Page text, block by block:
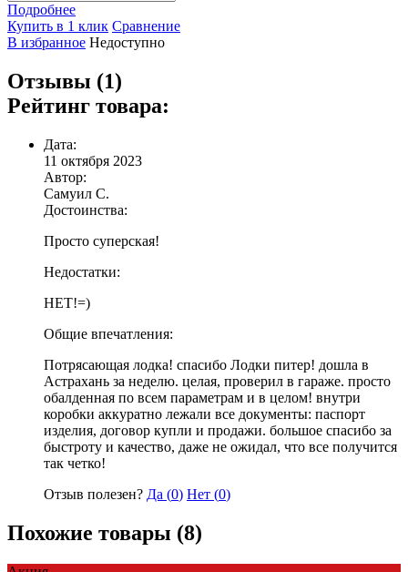
Подробнее
Купить в 1 клик Сравнение
В избранное Недоступно
Отзывы (1)
Рейтинг товара:
Дата:
11 октября 2023
Автор:
Самуил С.
Достоинства:
Просто суперская!
Недостатки:
НЕТ!=)
Общие впечатления:
Потрясающая лодка! спасибо Лодки питер! дошла в
Астрахань за неделю. целая, проверил в гараже. просто
обалденная по всем параметрам и в целом! внутри
коробки аккуратно лежали все документы: паспорт
изделия, договор купли и продажи. большое спасибо за
быстроту и качество, даже не ожидал, что все получится
так четко!
Отзыв полезен? Да (0) Нет (0)
Похожие товары (8)